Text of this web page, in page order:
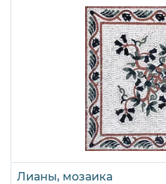
Лианы, мозаика